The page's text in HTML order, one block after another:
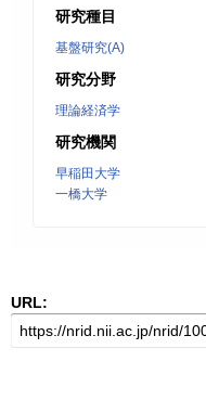
研究種目
基盤研究(A)
研究分野
理論経済学
研究機関
早稲田大学
一橋大学
URL: